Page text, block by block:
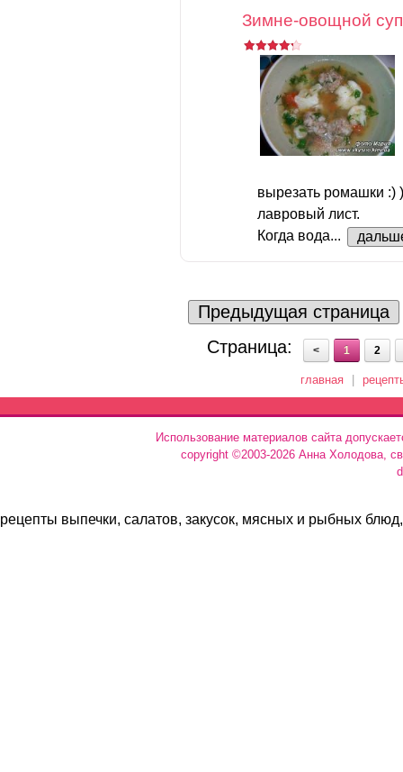
Зимне-овощной
вырезать ромашки :)
лавровый лист.
Когда вода...
Предыдущая страница
Страница:
< 1 2
главная
Использование материалов сайта
copyright ©2003-2026 Анна Холодова,
рецепты выпечки, салатов, закусок, мясных и рыбных